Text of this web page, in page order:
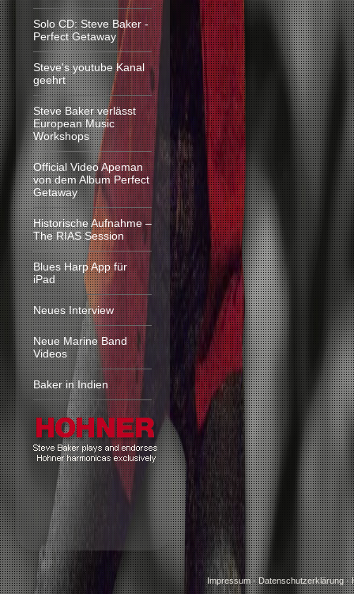
Solo CD: Steve Baker -
Perfect Getaway
Steve's youtube Kanal
geehrt
Steve Baker verlässt
European Music
Workshops
Official Video Apeman
von dem Album Perfect
Getaway
Historische Aufnahme –
The RIAS Session
Blues Harp App für
iPad
Neues Interview
Neue Marine Band
Videos
Baker in Indien
Impressum·Datenschutzerklärung·